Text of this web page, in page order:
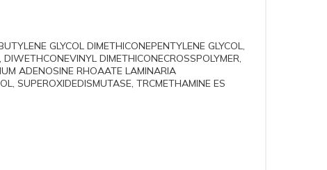
GLYCOL DIMETHICONEPENTYLENE GLYCOL,
DIMETHICONECROSSPOLYMER,
ADENOSINE RHOAATE LAMINARIA
SUPEROXIDEDISMUTASE, TRCMETHAMINE ES